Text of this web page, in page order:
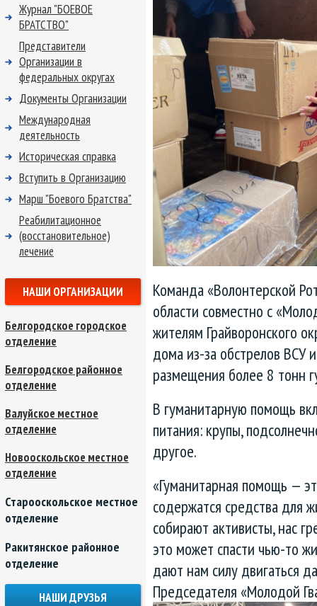
Команда «Волонтерской
области совместно с
жителям Грайворонского
дома из-за обстрелов ВСУ
размещения более 8 тонн
В гуманитарную помощь
питания: крупы,
другое.
«Гуманитарная помощь —
содержатся средства для
собирают активисты, нас
это может спасти чью-то
дают нам силу двигаться
Председателя «Молодой
Журнал "БОЕВОЕ
БРАТСТВО"
Представители
Организации в
федеральных округах
Документы Организации
Международная
деятельность
Историческая справка
Вступить в Организацию
Марш "Боевого Братства"
Реабилитационное
(восстановительное)
лечение
НАШИ ОРГАНИЗАЦИИ
Белгородское городское
отделение
Белгородское районное
отделение
Валуйское местное
отделение
Новооскольское местное
отделение
Старооскольское местное
отделение
Ракитянское районное
отделение
НАШИ ДРУЗЬЯ